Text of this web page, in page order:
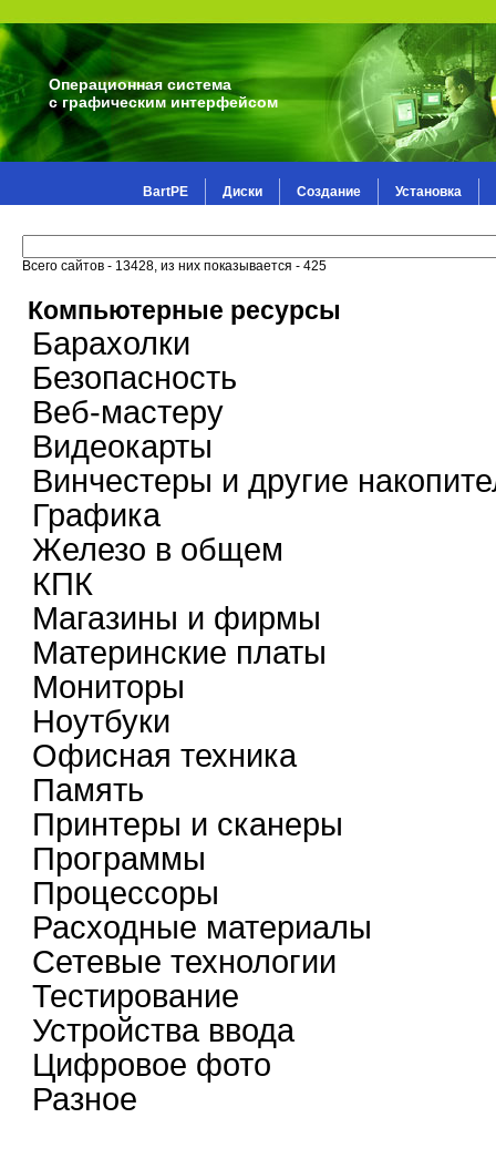
Операционная система
с графическим интерфейсом
BartPE Диски Создание Установка
Всего сайтов - 13428, из них показывается - 425
Компьютерные ресурсы
Барахолки
Безопасность
Веб-мастеру
Видеокарты
Винчестеры и другие
Графика
Железо в общем
КПК
Магазины и фирмы
Материнские платы
Мониторы
Ноутбуки
Офисная техника
Память
Принтеры и сканеры
Программы
Процессоры
Расходные материалы
Сетевые технологии
Тестирование
Устройства ввода
Цифровое фото
Разное